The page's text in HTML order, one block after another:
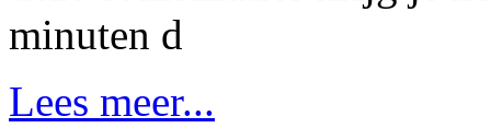
minuten d
Lees meer...